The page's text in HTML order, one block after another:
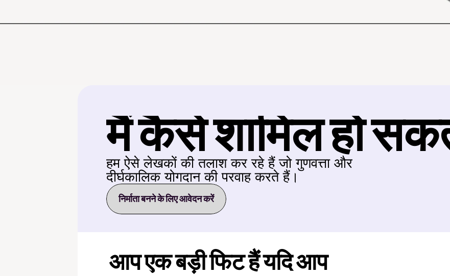
मैं कैसे शामिल हो
हम ऐसे लेखकों की तलाश कर रहे हैं जो गुणवत्ता और
दीर्घकालिक योगदान की परवाह करते हैं।
निर्माता बनने के लिए आवेदन करें
आप एक बड़ी फिट हैं यदि आप